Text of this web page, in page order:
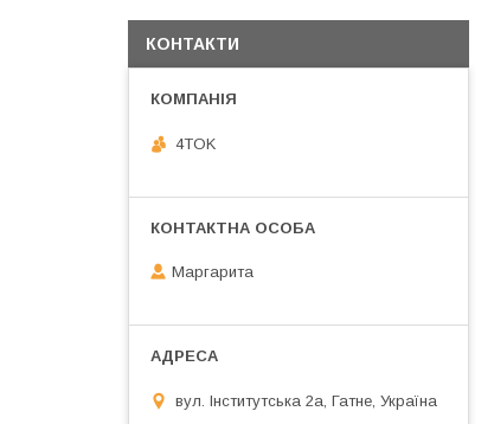
КОНТАКТИ
4TOK
Маргарита
вул. Інститутська 2а, Гатне, Україна